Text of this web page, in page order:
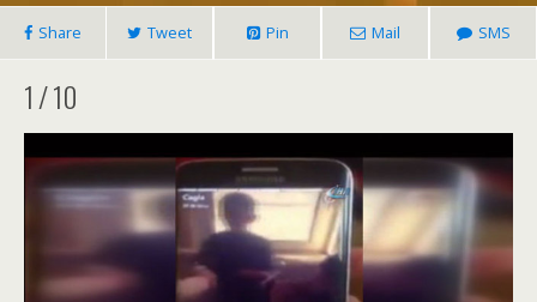
Share Tweet Pin Mail SMS
1 / 10